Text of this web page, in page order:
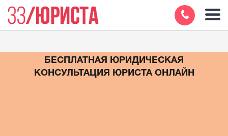
БЕСПЛАТНАЯ ЮРИДИЧЕСКАЯ
КОНСУЛЬТАЦИЯ ЮРИСТА ОНЛАЙН